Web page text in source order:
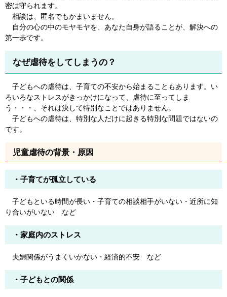
密は守られます。
相談は、匿名でもかまいません。
自分の心の中のモヤモヤを、あなた自身が語ることが、解決への
第一歩です。
なぜ虐待をしてしまうの？
子どもへの虐待は、子育ての不安から始まることもあります。い
ろいろなストレスがきっかけになって、虐待に至ってしま
う・・・、それは決して特別なことではありません。
子どもへの虐待は、特別な人だけに起きる特別な問題ではないの
です。
児童虐待の背景・原因
・子育てが孤立している
子どもといる時間が長い・子育ての相談相手がいない・近所に知
り合いがいない など
・家庭内のストレス
夫婦関係がうまくいかない・経済的不安 など
・子どもとの関係